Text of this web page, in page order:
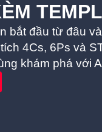
bắt đầu từ đâu
4Cs, 6Ps và
khám phá với